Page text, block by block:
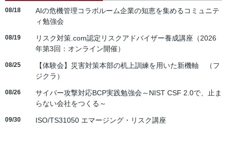
08/18
AIの危機管理コラボルーム企業の知恵を集めるコミュニテ
ィ勉強会
08/19
リスク対策.com認定リスクアドバイザー養成講座（2026
年第3回：オンライン開催）
08/25
【体験会】災害対策本部の机上訓練を用いた新機軸 （フ
ジクラ）
08/26
サイバー攻撃対応BCP実践勉強会～NIST CSF 2.0で、止ま
らない会社をつくる～
09/30 ISO/TS31050 エマージング・リスク講座